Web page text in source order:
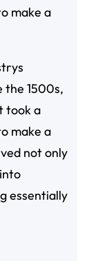
make a
the 1500s,
took a
make a
not only
essentially